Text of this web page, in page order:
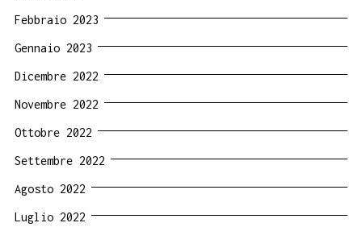
Febbraio 2023
Gennaio 2023
Dicembre 2022
Novembre 2022
Ottobre 2022
Settembre 2022
Agosto 2022
Luglio 2022